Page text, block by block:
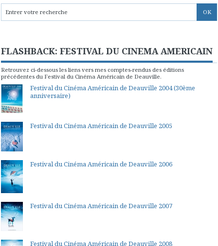
FLASHBACK: FESTIVAL DU CINEMA AMERICAIN
Retrouvez ci-dessous les liens vers mes comptes-rendus des éditions
précédentes du Festival du Cinéma Américain de Deauville.
Festival du Cinéma Américain de Deauville 2004 (30ème
anniversaire)
Festival du Cinéma Américain de Deauville 2005
Festival du Cinéma Américain de Deauville 2006
Festival du Cinéma Américain de Deauville 2007
Festival du Cinéma Américain de Deauville 2008